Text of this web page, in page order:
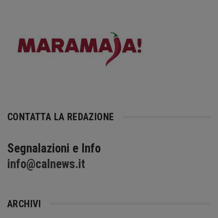
CONTATTA LA REDAZIONE
Segnalazioni e Info
info@calnews.it
ARCHIVI